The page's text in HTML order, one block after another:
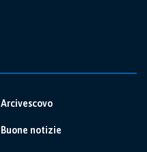
Arcivescovo
Buone notizie